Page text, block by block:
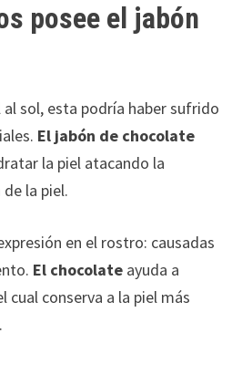
posee el jabón
al sol, esta podría haber sufrido
El jabón de chocolate
la piel atacando la
la piel.
en el rostro: causadas
El chocolateayuda a
cual conserva a la piel más